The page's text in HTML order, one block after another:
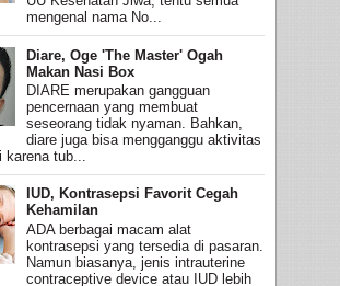
mengenal nama No...
Diare, Oge 'The Master' Ogah
Makan Nasi Box
DIARE merupakan gangguan
pencernaan yang membuat
seseorang tidak nyaman. Bahkan,
diare juga bisa mengganggu aktivitas
karena tub...
IUD, Kontrasepsi Favorit Cegah
Kehamilan
ADA berbagai macam alat
kontrasepsi yang tersedia di pasaran.
Namun biasanya, jenis intrauterine
contraceptive device atau IUD lebih